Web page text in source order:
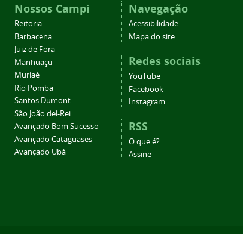
Nossos Campi
Reitoria
Barbacena
Juiz de Fora
Manhuaçu
Muriaé
Rio Pomba
Santos Dumont
São João del-Rei
Avançado Bom Sucesso
Avançado Cataguases
Avançado Ubá
Navegação
Acessibilidade
Mapa do site
Redes sociais
YouTube
Facebook
Instagram
RSS
O que é?
Assine